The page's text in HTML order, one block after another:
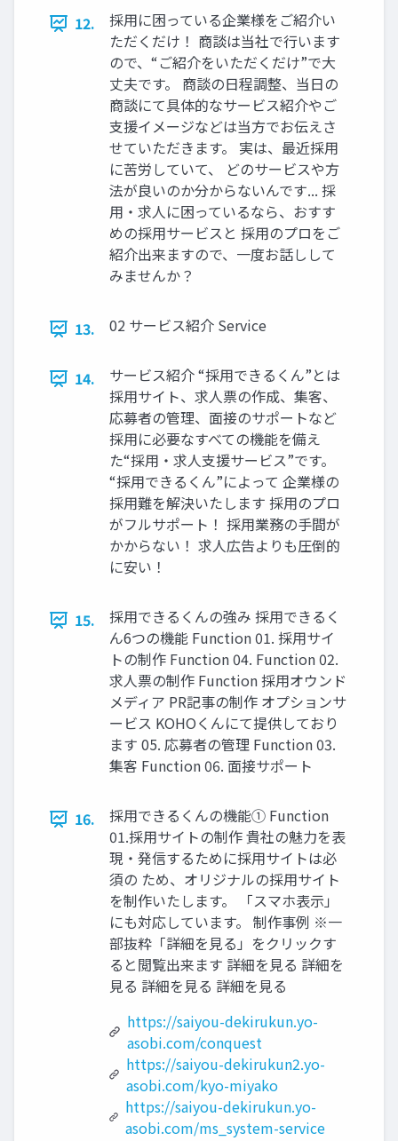
12.
採⽤に困っている企業様をご紹介い
ただくだけ！ 商談は当社で⾏います
ので、“ご紹介をいただくだけ”で⼤
丈夫です。 商談の⽇程調整、当⽇の
商談にて具体的なサービス紹介やご
⽀援イメージなどは当⽅でお伝えさ
せていただきます。 実は、最近採⽤
に苦労していて、 どのサービスや⽅
法が良いのか分からないんです... 採
⽤‧求⼈に困っているなら、おすす
めの採⽤サービスと 採⽤のプロをご
紹介出来ますので、⼀度お話しして
みませんか？
13. 02 サービス紹介 Service
14.
サービス紹介 “採⽤できるくん”とは
採⽤サイト、求⼈票の作成、集客、
応募者の管理、⾯接のサポートなど
採⽤に必要なすべての機能を備え
た“採⽤‧求⼈⽀援サービス”です。
“採⽤できるくん”によって 企業様の
採⽤難を解決いたします 採⽤のプロ
がフルサポート！ 採⽤業務の⼿間が
かからない！ 求⼈広告よりも圧倒的
に安い！
15.
採用できるくんの強み 採⽤できるく
ん6つの機能 Function 01. 採⽤サイ
トの制作 Function 04. Function 02.
求⼈票の制作 Function 採⽤オウンド
メディア PR記事の制作 オプションサ
ービス KOHOくんにて提供しており
ます 05. 応募者の管理 Function 03.
集客 Function 06. ⾯接サポート
16.
採⽤できるくんの機能① Function
01.採⽤サイトの制作 貴社の魅⼒を表
現‧発信するために採⽤サイトは必
須の ため、オリジナルの採⽤サイト
を制作いたします。 「スマホ表⽰」
にも対応しています。 制作事例 ※⼀
部抜粋「詳細を⾒る」をクリックす
ると閲覧出来ます 詳細を見る 詳細を
見る 詳細を見る 詳細を見る
https://saiyou-dekirukun.yo-
asobi.com/conquest
https://saiyou-dekirukun2.yo-
asobi.com/kyo-miyako
https://saiyou-dekirukun.yo-
asobi.com/ms_system-service